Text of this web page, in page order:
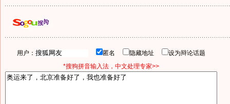
用户： 匿名 隐藏地址
设为辩论话题
*搜狗拼音输入法，中文处理专家>>